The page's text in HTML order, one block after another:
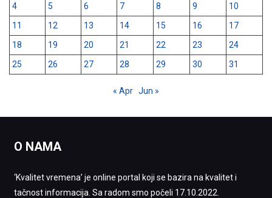
4
5 6 7 8 9
10
11
12 13 14 15 16
17
18
19 20 21 22 23
24
25
26 27 28 29 30 31
« Apr Jun »
O NAMA
‘Kvalitet vremena’ je online portal koji se bazira na kvalitet i
tačnost informacija. Sa radom smo počeli 17.10.2022.